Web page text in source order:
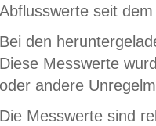
Abflusswerte seit
Bei den
Diese Messwerte
oder andere
Die Messwerte sind